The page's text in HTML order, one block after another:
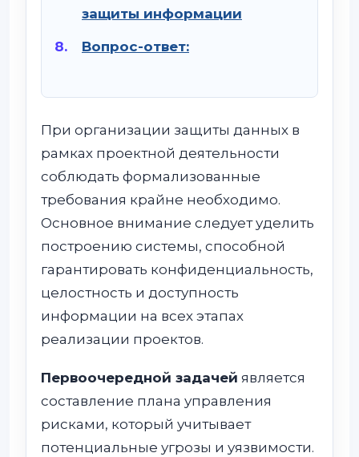
защиты информации
Вопрос-ответ:
При организации защиты данных в
рамках проектной деятельности
соблюдать формализованные
требования крайне необходимо.
Основное внимание следует уделить
построению системы, способной
гарантировать конфиденциальность,
целостность и доступность
информации на всех этапах
реализации проектов.
Первоочередной задачей является
составление плана управления
рисками, который учитывает
потенциальные угрозы и уязвимости.